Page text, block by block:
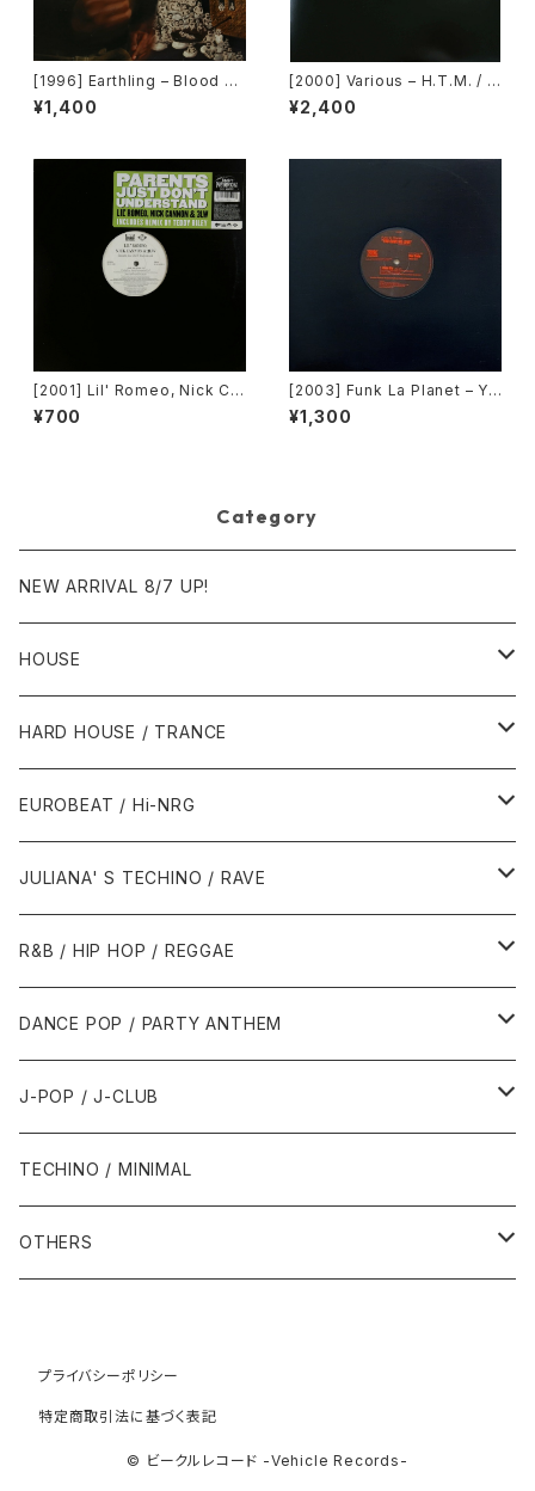
[1996] Earthling – Blood M
usic EP [Cooltempo]
¥1,400
[2000] Various – H.T.M. / B
ack To "Disco" Request 0
0.00.13 [Avex Trax]
¥2,400
[2001] Lil' Romeo, Nick Ca
nnon & 3LW – Parents Just
Don't Understand [Jive, Ni
¥700
[2003] Funk La Planet – Yo
u Gave Me Love (Funk La
Planet 007)[Funk La Plane
¥1,300
Category
NEW ARRIVAL 8/7 UP!
HOUSE
1980年代
1987年・以前
1988年
1990年代
1990年
1991年
1995年
1996年
1998年
2000年代
2000年
2001年
2005年
2007年
2010年代
2010年
2011年
2016年
HARD HOUSE / TRANCE
1990年代
1994年・以前
1995年
1999年
2000年代
2000年
2001年
2005年
2007年
EUROBEAT / Hi-NRG
1980年代
1986年・以前
1987年
1990年代
1990年
1991年
2000年代
JULIANA' S TECHINO / RAVE
1990年代
1990年
1991年
1996年 - 1999年
2000年代
2000年
2001年
R&B / HIP HOP / REGGAE
1980年代
1985年・以前
1986年
1990年代
1990年
1991年
1993年
2000年代
2000年
2002年
DANCE POP / PARTY ANTHEM
1980年代
1988年・以前
1989年
1990年代
1990年
1992年
2000年代
2001年
J-POP / J-CLUB
1980年代
1990年代
1991年
2000年
TECHINO / MINIMAL
OTHERS
1985年・以前
1990年代
プライバシーポリシー
特定商取引法に基づく表記
© ビークルレコード -Vehicle Records-